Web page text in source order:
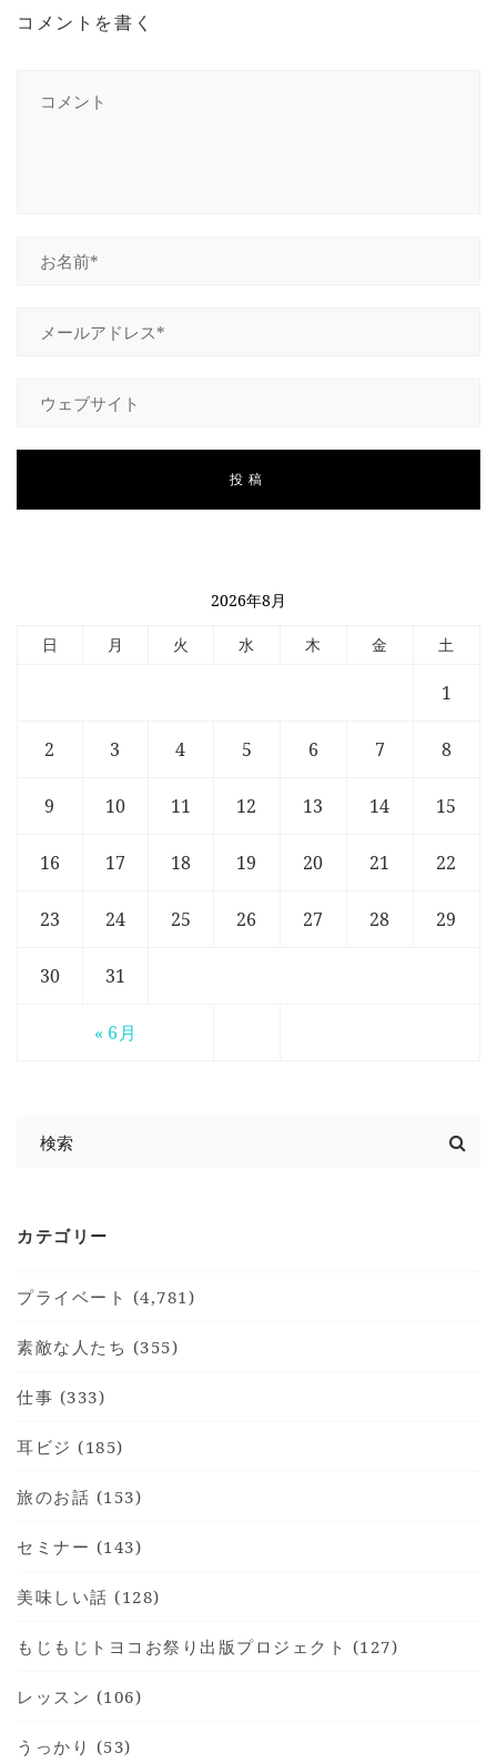
コメントを書く
2026年8月
日 月 火 水 木 金 土
« 6月
1
2 3 4 5 6 7 8
9 10 11 12 13 14 15
16 17 18 19 20 21 22
23 24 25 26 27 28 29
30 31
カテゴリー
プライベート (4,781)
素敵な人たち (355)
仕事 (333)
耳ビジ (185)
旅のお話 (153)
セミナー (143)
美味しい話 (128)
もじもじトヨコお祭り出版プロジェクト (127)
レッスン (106)
うっかり (53)